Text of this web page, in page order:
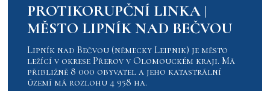
PROTIKORUPČNÍ LINKA |
MĚSTO LIPNÍK NAD BEČVOU
Lipník nad Bečvou (německy Leipnik) je město
ležící v okrese Přerov v Olomouckém kraji. Má
přibližně 8 000 obyvatel a jeho katastrální
území má rozlohu 4 958 ha.